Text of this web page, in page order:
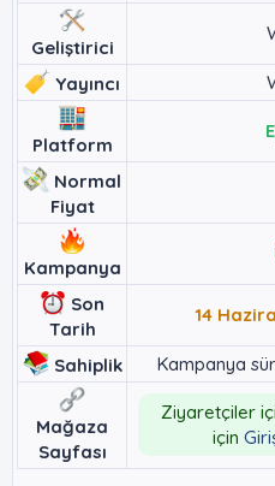
Geliştirici
Yayıncı
Platform
Normal
Fiyat
Kampanya
Son
Tarih
14
Sahiplik Kampanya
Mağaza
Sayfası
Ziyaretçiler
için